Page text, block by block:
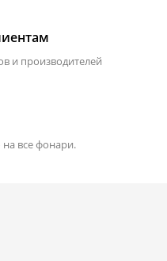
и производителей
все фонари.